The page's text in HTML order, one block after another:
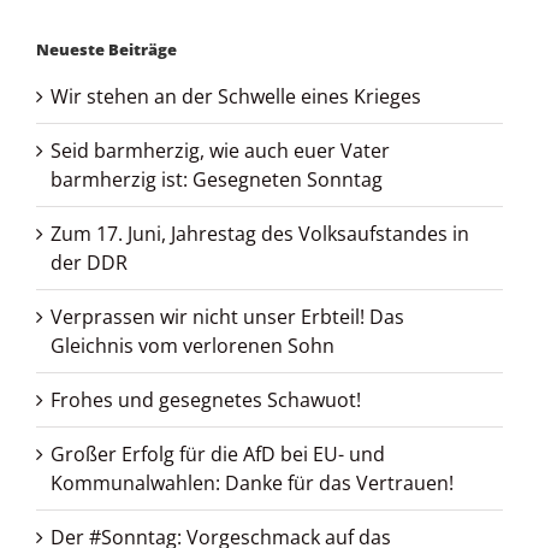
Neueste Beiträge
Wir stehen an der Schwelle eines Krieges
Seid barmherzig, wie auch euer Vater
barmherzig ist: Gesegneten Sonntag
Zum 17. Juni, Jahrestag des Volksaufstandes in
der DDR
Verprassen wir nicht unser Erbteil! Das
Gleichnis vom verlorenen Sohn
Frohes und gesegnetes Schawuot!
Großer Erfolg für die AfD bei EU- und
Kommunalwahlen: Danke für das Vertrauen!
Der #Sonntag: Vorgeschmack auf das